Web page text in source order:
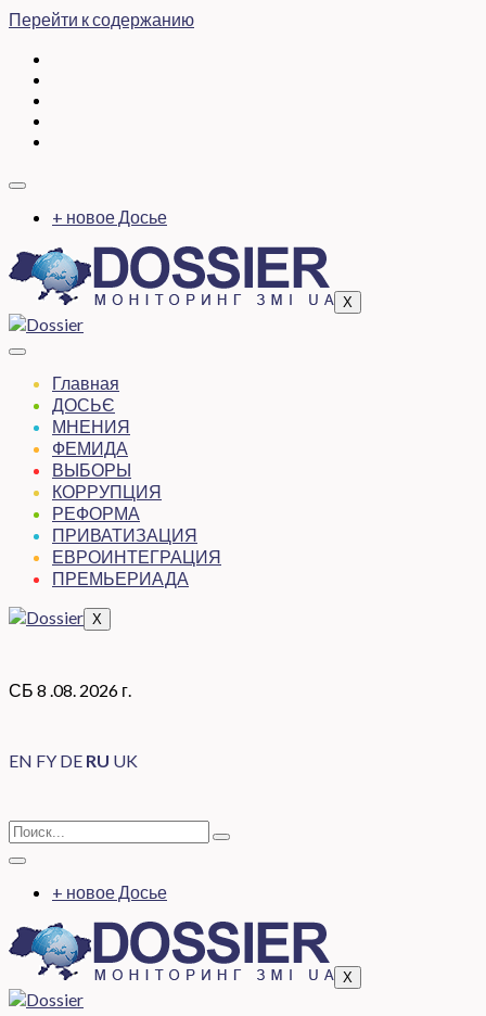
Перейти к содержанию
+ новое Досье
X
Главная
ДОСЬЄ
МНЕНИЯ
ФЕМИДА
ВЫБОРЫ
КОРРУПЦИЯ
РЕФОРМА
ПРИВАТИЗАЦИЯ
ЕВРОИНТЕГРАЦИЯ
ПРЕМЬЕРИАДА
X
СБ 8 .08. 2026 г.
EN FY DE RU UK
+ новое Досье
X